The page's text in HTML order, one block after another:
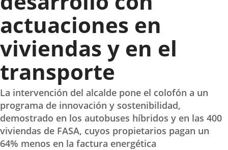
actuaciones en
viviendas y en el
transporte
La intervención del alcalde pone el colofón a un
programa de innovación y sostenibilidad,
demostrado en los autobuses híbridos y en las 400
viviendas de FASA, cuyos propietarios pagan un
64% menos en la factura energética